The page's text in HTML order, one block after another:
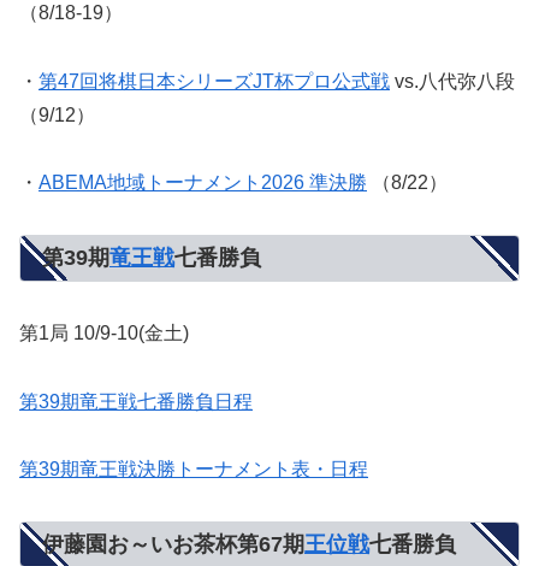
（8/18-19）
・ 第47回将棋日本シリーズJT杯プロ公式戦 vs.八代弥八段
（9/12）
・ ABEMA地域トーナメント2026 準決勝 （8/22）
第39期竜王戦七番勝負
第1局 10/9-10(金土)
第39期竜王戦七番勝負日程
第39期竜王戦決勝トーナメント表・日程
伊藤園お～いお茶杯第67期王位戦七番勝負